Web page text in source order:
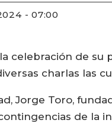
- 07:00
celebración de su
charlas las
Jorge Toro,
de la